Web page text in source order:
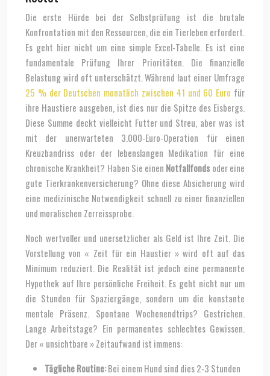
Die erste Hürde bei der Selbstprüfung ist die brutale
Konfrontation mit den Ressourcen, die ein Tierleben erfordert.
Es geht hier nicht um eine simple Excel-Tabelle. Es ist eine
fundamentale Prüfung Ihrer Prioritäten. Die finanzielle
Belastung wird oft unterschätzt. Während laut einer Umfrage
25 % der Deutschen monatlich zwischen 41 und 60 Euro für
ihre Haustiere ausgeben, ist dies nur die Spitze des Eisbergs.
Diese Summe deckt vielleicht Futter und Streu, aber was ist
mit der unerwarteten 3.000-Euro-Operation für einen
Kreuzbandriss oder der lebenslangen Medikation für eine
chronische Krankheit? Haben Sie einen Notfallfonds oder eine
gute Tierkrankenversicherung? Ohne diese Absicherung wird
eine medizinische Notwendigkeit schnell zu einer finanziellen
und moralischen Zerreissprobe.
Noch wertvoller und unersetzlicher als Geld ist Ihre Zeit. Die
Vorstellung von « Zeit für ein Haustier » wird oft auf das
Minimum reduziert. Die Realität ist jedoch eine permanente
Hypothek auf Ihre persönliche Freiheit. Es geht nicht nur um
die Stunden für Spaziergänge, sondern um die konstante
mentale Präsenz. Spontane Wochenendtrips? Gestrichen.
Lange Arbeitstage? Ein permanentes schlechtes Gewissen.
Der « unsichtbare » Zeitaufwand ist immens:
Tägliche Routine:Bei einem Hund sind dies 2-3 Stunden